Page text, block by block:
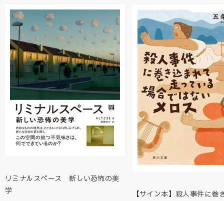
リミナルスペース 新しい恐怖の美
学
【サイン本】殺人事件に巻